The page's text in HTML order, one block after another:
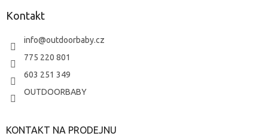
Kontakt
info@outdoorbaby.cz
775 220 801
603 251 349
OUTDOORBABY
KONTAKT NA PRODEJNU